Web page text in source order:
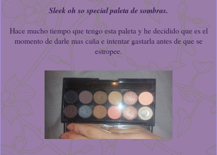
Sleek oh so special paleta de sombras.
Hace mucho tiempo que tengo esta paleta y he decidido que es el
momento de darle mas caña e intentar gastarla antes de que se
estropee.